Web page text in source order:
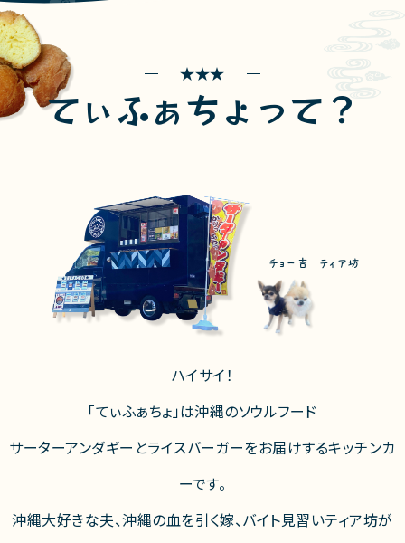
てぃふぁちょって？
チョー吉 ティア坊
ハイサイ！
「てぃふぁちょ」は沖縄のソウルフード
サーターアンダギーとライスバーガーをお届けするキッチンカ
ーです。
沖縄大好きな夫、沖縄の血を引く嫁、バイト見習いティア坊が